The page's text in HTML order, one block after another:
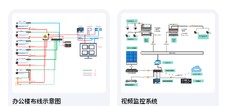
办公楼布线示意图
视频监控系统